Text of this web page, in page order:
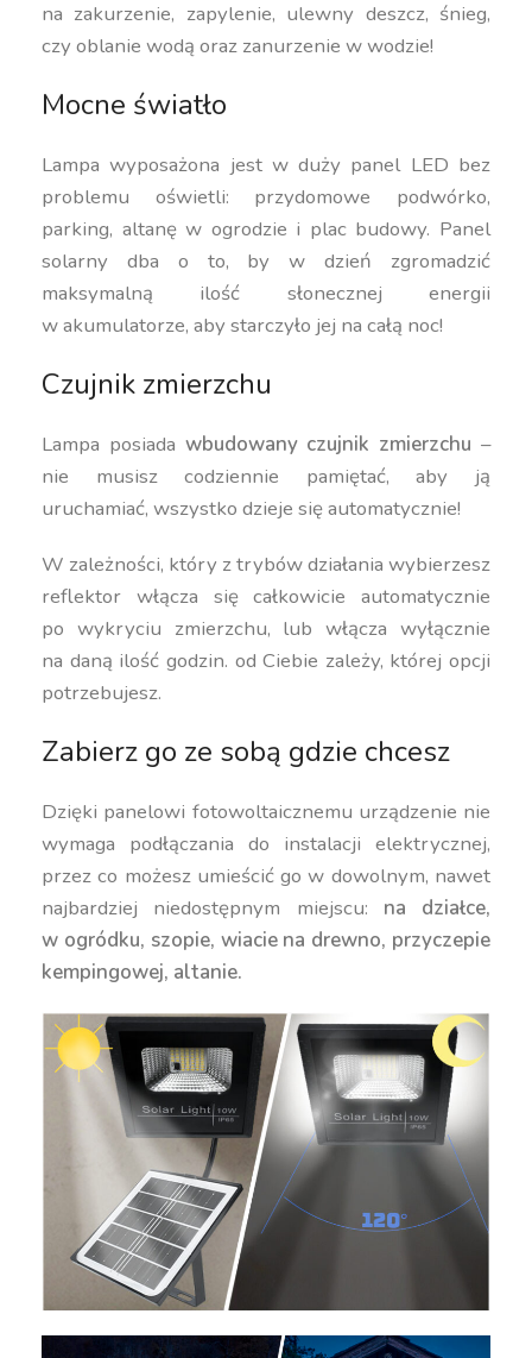
na zakurzenie, zapylenie, ulewny deszcz, śnieg,
czy oblanie wodą oraz zanurzenie w wodzie!
Mocne światło
Lampa wyposażona jest w duży panel LED bez
problemu oświetli: przydomowe podwórko,
parking, altanę w ogrodzie i plac budowy. Panel
solarny dba o to, by w dzień zgromadzić
maksymalną ilość słonecznej energii
w akumulatorze, aby starczyło jej na całą noc!
Czujnik zmierzchu
Lampa posiada wbudowany czujnik zmierzchu –
nie musisz codziennie pamiętać, aby ją
uruchamiać, wszystko dzieje się automatycznie!
W zależności, który z trybów działania wybierzesz
reflektor włącza się całkowicie automatycznie
po wykryciu zmierzchu, lub włącza wyłącznie
na daną ilość godzin. od Ciebie zależy, której opcji
potrzebujesz.
Zabierz go ze sobą gdzie chcesz
Dzięki panelowi fotowoltaicznemu urządzenie nie
wymaga podłączania do instalacji elektrycznej,
przez co możesz umieścić go w dowolnym, nawet
najbardziej niedostępnym miejscu: na działce,
w ogródku, szopie, wiacie na drewno, przyczepie
kempingowej, altanie.